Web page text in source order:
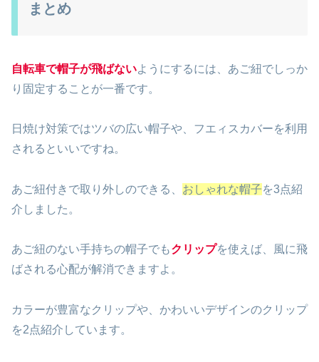
まとめ
自転車で帽子が飛ばないようにするには、あご紐でしっか
り固定することが一番です。
日焼け対策ではツバの広い帽子や、フエィスカバーを利用
されるといいですね。
あご紐付きで取り外しのできる、 おしゃれな帽子を3点紹
介しました。
あご紐のない手持ちの帽子でもクリップを使えば、風に飛
ばされる心配が解消できますよ。
カラーが豊富なクリップや、かわいいデザインのクリップ
を2点紹介しています。